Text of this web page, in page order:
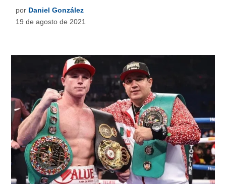
por Daniel González
19 de agosto de 2021